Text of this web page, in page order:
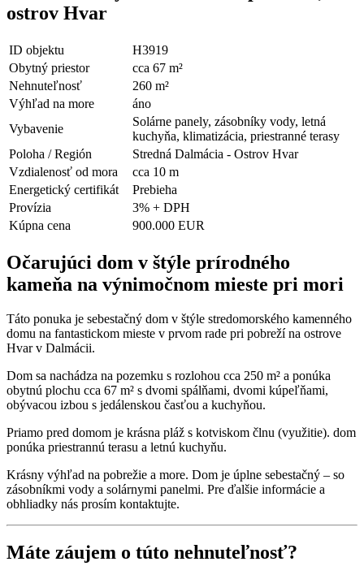
ostrov Hvar
ID objektu
H3919
Obytný priestor
cca 67 m²
Nehnuteľnosť
260 m²
Výhľad na more
áno
Vybavenie
Solárne panely, zásobníky vody, letná
kuchyňa, klimatizácia, priestranné terasy
Poloha / Región
Stredná Dalmácia - Ostrov Hvar
Vzdialenosť od mora
cca 10 m
Energetický certifikát
Prebieha
Provízia
3% + DPH
Kúpna cena
900.000 EUR
Očarujúci dom v štýle prírodného
kameňa na výnimočnom mieste pri mori
Táto ponuka je sebestačný dom v štýle stredomorského kamenného
domu na fantastickom mieste v prvom rade pri pobreží na ostrove
Hvar v Dalmácii.
Dom sa nachádza na pozemku s rozlohou cca 250 m² a ponúka
obytnú plochu cca 67 m² s dvomi spálňami, dvomi kúpeľňami,
obývacou izbou s jedálenskou časťou a kuchyňou.
Priamo pred domom je krásna pláž s kotviskom člnu (využitie). dom
ponúka priestrannú terasu a letnú kuchyňu.
Krásny výhľad na pobrežie a more. Dom je úplne sebestačný – so
zásobníkmi vody a solárnymi panelmi. Pre ďalšie informácie a
obhliadky nás prosím kontaktujte.
Máte záujem o túto nehnuteľnosť?